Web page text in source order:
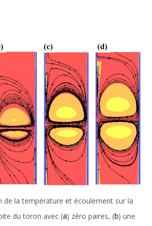
de la température et écoulement sur la
du toron avec (a) zéro paires, (b) une